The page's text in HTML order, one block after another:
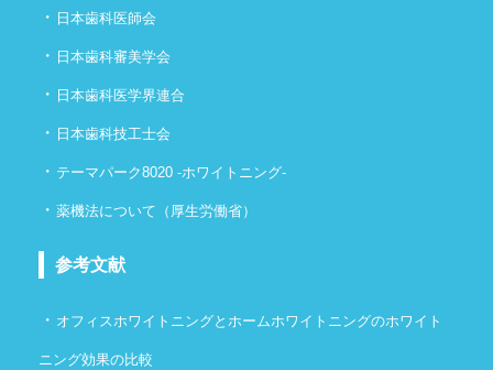
・ 日本歯科医師会
・ 日本歯科審美学会
・ 日本歯科医学界連合
・ 日本歯科技工士会
・ テーマパーク8020 -ホワイトニング-
・ 薬機法について（厚生労働省）
参考文献
・ オフィスホワイトニングとホームホワイトニングのホワイト
ニング効果の比較